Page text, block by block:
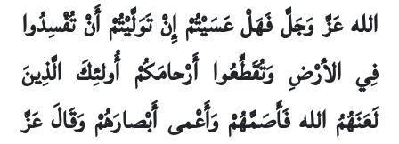
الله عَزَّ وَجَلَّ فَهَلْ عَسَيْتُمْ إِنْ تَوَلَّيْتُمْ أَنْ تُفْسِدُوا
فِي الأرْضِ وَتُقَطِّعُوا أَرْحامَكُمْ أُولئِكَ الَّذِينَ
لَعَنَهُمُ الله فَأَصَمَّهُمْ وَأَعْمى‏ أَبْصارَهُمْ وَقَالَ عَزَّ